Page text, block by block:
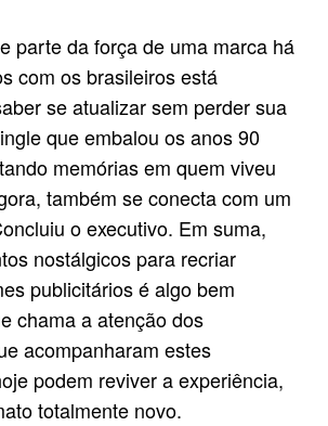
parte da força de uma marca há
com os brasileiros está
se atualizar sem perder sua
que embalou os anos 90
memórias em quem viveu
também se conecta com um
o executivo. Em suma,
nostálgicos para recriar
publicitários é algo bem
chama a atenção dos
acompanharam estes
podem reviver a experiência,
totalmente novo.